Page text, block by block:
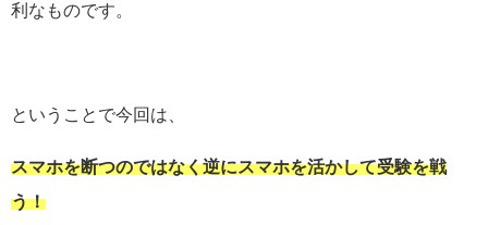
利なものです。
ということで今回は、
スマホを断つのではなく逆にスマホを活かして受験を戦
う！